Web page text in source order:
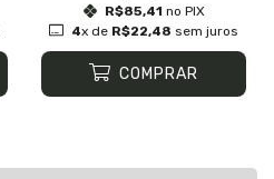
R$85,41 no PIX
4x de R$22,48 sem juros
COMPRAR